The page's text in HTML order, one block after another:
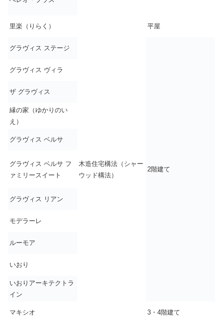
里楽（りらく）
木造住宅構法 （シャー
ウッド構法）
平屋
グラヴィス ステージ
2階建て
グラヴィス ヴィラ
ザ グラヴィス
縁の家（ゆかりのい
え）
グラヴィス ベルサ
グラヴィス ベルサ フ
ァミリースイート
グラヴィス リアン
モデラーレ
ルーモア
いおり
いおりアーキテクトラ
イン
マキシオ 3・4階建て